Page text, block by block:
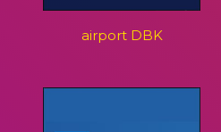
airport DBK